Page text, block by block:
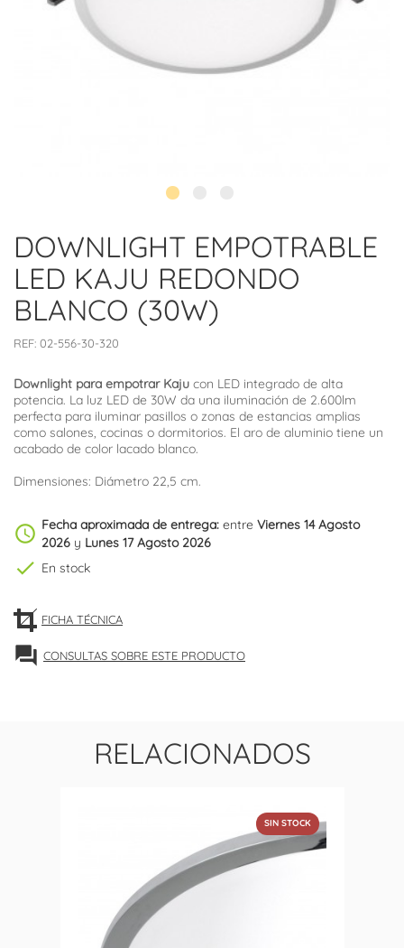
DOWNLIGHT EMPOTRABLE
LED KAJU REDONDO
BLANCO (30W)
REF: 02-556-30-320
Downlight para empotrar Kaju con LED integrado de alta
potencia. La luz LED de 30W da una iluminación de 2.600lm
perfecta para iluminar pasillos o zonas de estancias amplias
como salones, cocinas o dormitorios. El aro de aluminio tiene un
acabado de color lacado blanco.
Dimensiones: Diámetro 22,5 cm.
schedule Fecha aproximada de entrega: entre Viernes 14 Agosto
2026 y Lunes 17 Agosto 2026
check En stock
FICHA TÉCNICA
forum CONSULTAS SOBRE ESTE PRODUCTO
RELACIONADOS
SIN STOCK